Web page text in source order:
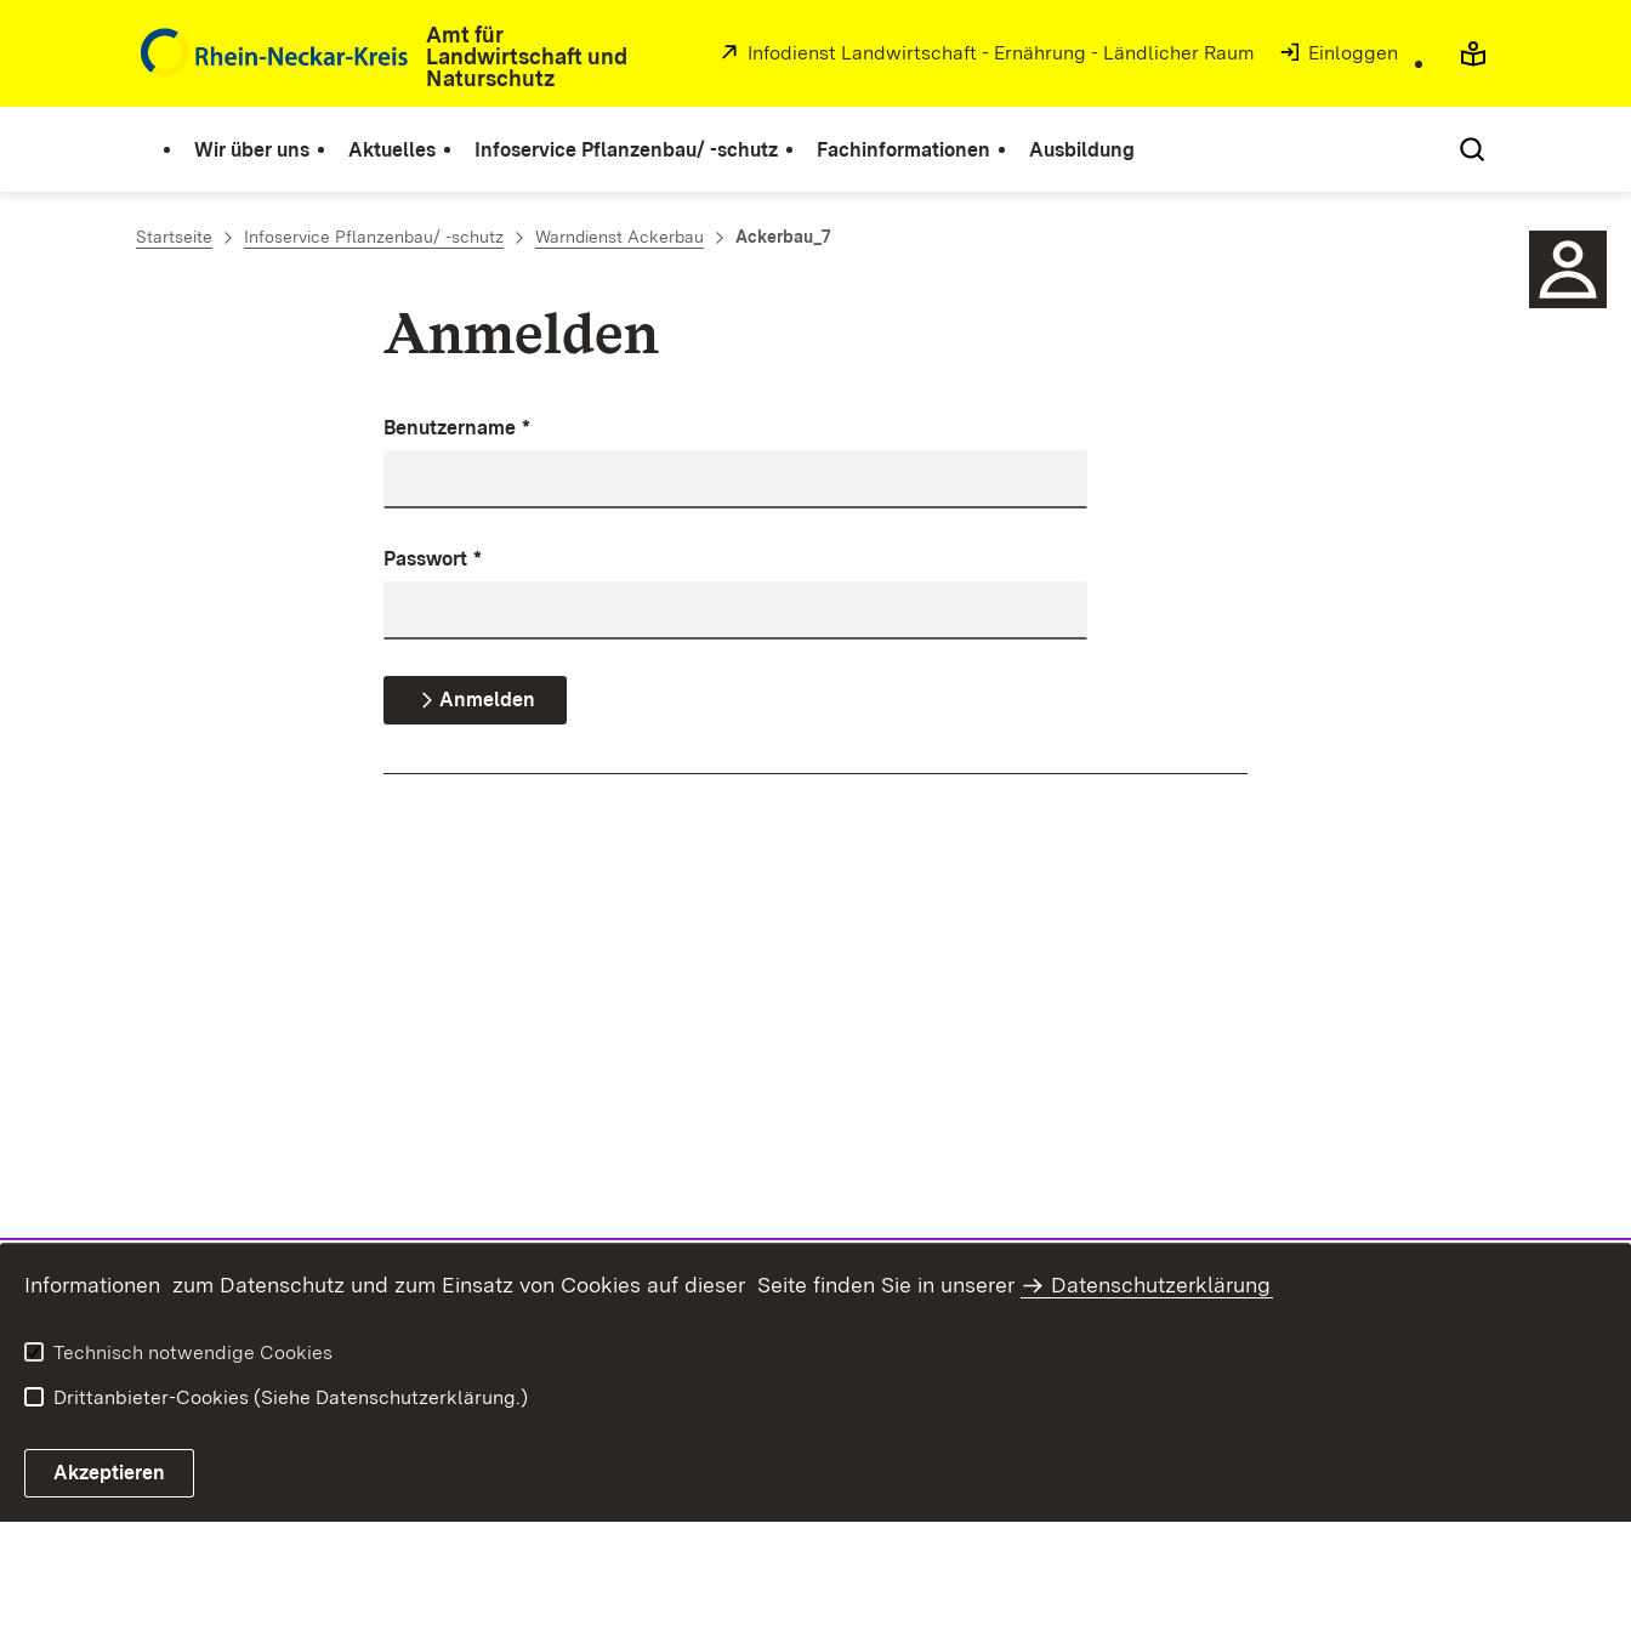
Zum Inhalt springen
Amt für
Landwirtschaft und
Naturschutz
Extern:
Infodienst Landwirtschaft - Ernährung - Ländlicher Raum (Öffnet in neuem Fenster)
Einloggen
Wir über uns Aktuelles Infoservice Pflanzenbau/ -schutz Fachinformationen Ausbildung
Startseite Infoservice Pflanzenbau/ -schutz Warndienst Ackerbau Ackerbau_7
Anmelden
Benutzername *
Passwort *
Anmelden
Informationen zum Datenschutz und zum Einsatz von Cookies auf dieser Seite finden Sie in unserer Datenschutzerklärung
Technisch notwendige Cookies
Drittanbieter-Cookies (Siehe Datenschutzerklärung.)
Akzeptieren